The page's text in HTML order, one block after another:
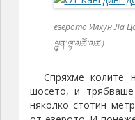
езерото Илхун Ла
ལྷུན་ལྷ་མཚོ་མཚ）
Спряхме колите
шосето, и
няколко стотин